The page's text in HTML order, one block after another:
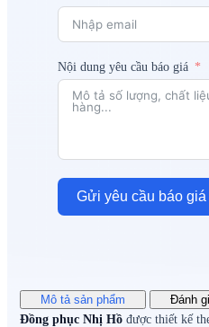
Nội dung yêu cầu báo giá
Gửi yêu cầu báo giá
Mô tả sản phẩm
Đánh
Đồng phục Nhị Hồ được thiết kế